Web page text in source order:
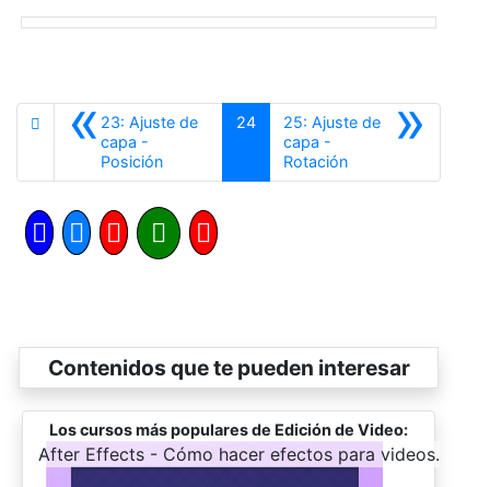
«23: Ajuste de
capa -
PosiciónAnterior
24 »
25: Ajuste de
capa -
RotaciónSiguiente
Contenidos que te pueden interesar
Los cursos más populares de Edición de Video:
-
After Effects - Cómo hacer efectos para videos.